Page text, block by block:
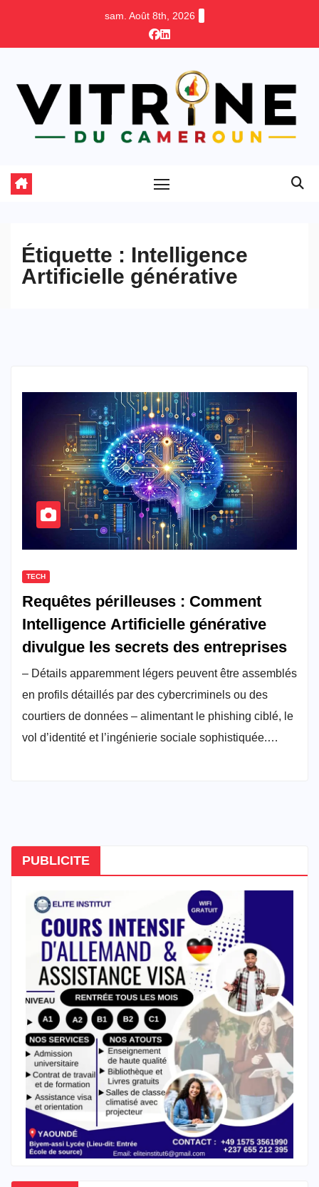
sam. Août 8th, 2026
Étiquette : Intelligence
Artificielle générative
TECH
Requêtes périlleuses : Comment
Intelligence Artificielle générative
divulgue les secrets des entreprises
– Détails apparemment légers peuvent être assemblés
en profils détaillés par des cybercriminels ou des
courtiers de données – alimentant le phishing ciblé, le
vol d’identité et l’ingénierie sociale sophistiquée.…
PUBLICITE